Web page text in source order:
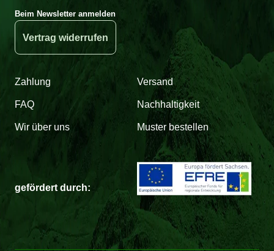
Beim Newsletter anmelden
Vertrag widerrufen
Zahlung Versand
FAQ Nachhaltigkeit
Wir über uns Muster bestellen
gefördert durch: